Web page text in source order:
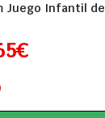
Juego Infantil de
€